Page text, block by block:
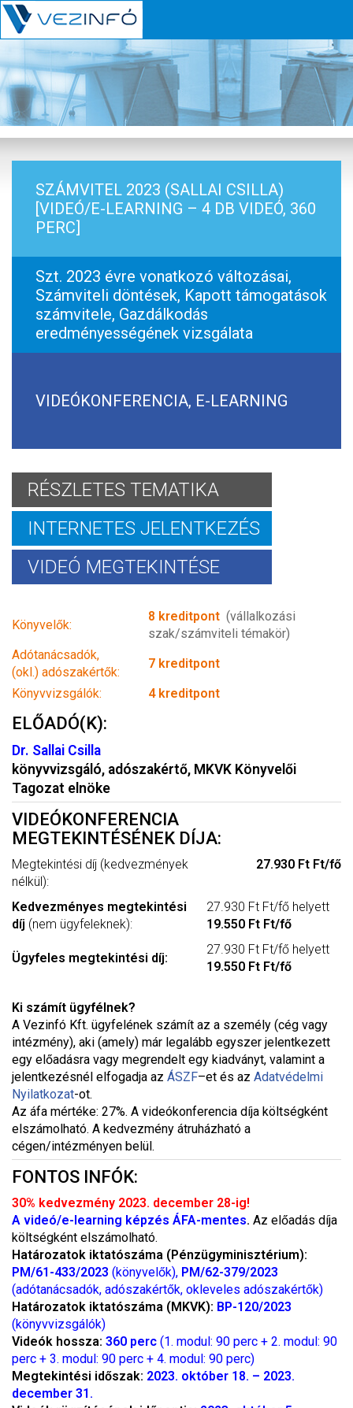
SZÁMVITEL 2023 (SALLAI CSILLA)
[VIDEÓ/E-LEARNING – 4 DB VIDEÓ, 360
PERC]
Szt. 2023 évre vonatkozó változásai,
Számviteli döntések, Kapott támogatások
számvitele, Gazdálkodás
eredményességének vizsgálata
VIDEÓKONFERENCIA, E-LEARNING
RÉSZLETES TEMATIKA
INTERNETES JELENTKEZÉS
VIDEÓ MEGTEKINTÉSE
Könyvelők:
8 kreditpont (vállalkozási
szak/számviteli témakör)
Adótanácsadók,
(okl.) adószakértők:
7 kreditpont
Könyvvizsgálók:
4 kreditpont
ELŐADÓ(K):
Dr. Sallai Csilla
könyvvizsgáló, adószakértő, MKVK Könyvelői
Tagozat elnöke
VIDEÓKONFERENCIA
MEGTEKINTÉSÉNEK DÍJA:
Megtekintési díj (kedvezmények
nélkül):
27.930 Ft Ft/fő
Kedvezményes megtekintési
díj (nem ügyfeleknek):
27.930 Ft Ft/fő helyett
19.550 Ft Ft/fő
Ügyfeles megtekintési díj:
27.930 Ft Ft/fő helyett
19.550 Ft Ft/fő
Ki számít ügyfélnek?
A Vezinfó Kft. ügyfelének számít az a személy (cég vagy
intézmény), aki (amely) már legalább egyszer jelentkezett
egy előadásra vagy megrendelt egy kiadványt, valamint a
jelentkezésnél elfogadja az ÁSZF–et és az Adatvédelmi
Nyilatkozat-ot.
Az áfa mértéke: 27%. A videókonferencia díja költségként
elszámolható. A kedvezmény átruházható a
cégen/intézményen belül.
FONTOS INFÓK:
30% kedvezmény 2023. december 28-ig!
A videó/e-learning képzés ÁFA-mentes. Az előadás díja
költségként elszámolható.
Határozatok iktatószáma (Pénzügyminisztérium):
PM/61-433/2023 (könyvelők), PM/62-379/2023
(adótanácsadók, adószakértők, okleveles adószakértők)
Határozatok iktatószáma (MKVK): BP-120/2023
(könyvvizsgálók)
Videók hossza: 360 perc (1. modul: 90 perc + 2. modul: 90
perc + 3. modul: 90 perc + 4. modul: 90 perc)
Megtekintési időszak: 2023. október 18. – 2023.
december 31.